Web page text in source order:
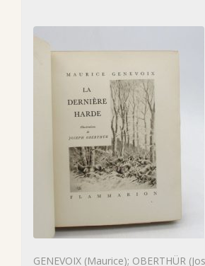
GENEVOIX (Maurice); OBERTHÜR